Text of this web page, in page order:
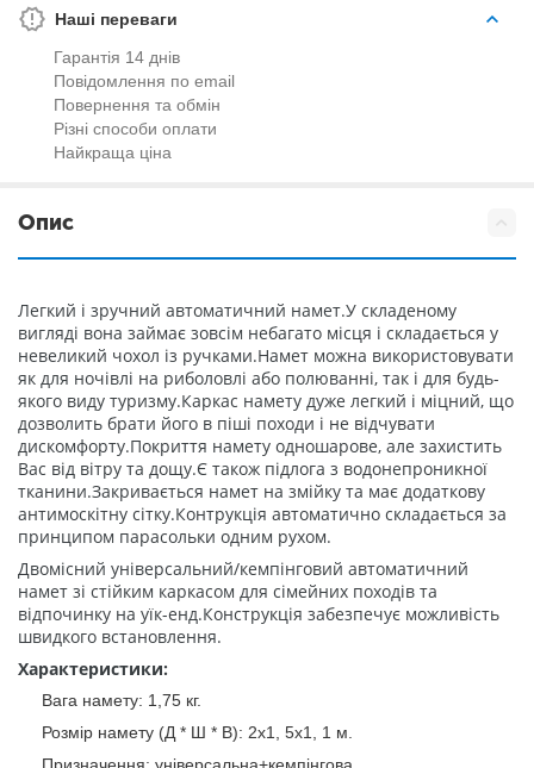
Наші переваги
Гарантія 14 днів
Повідомлення по email
Повернення та обмін
Різні способи оплати
Найкраща ціна
Опис
Легкий і зручний автоматичний намет.У складеному
вигляді вона займає зовсім небагато місця і складається у
невеликий чохол із ручками.Намет можна використовувати
як для ночівлі на риболовлі або полюванні, так і для будь-
якого виду туризму.Каркас намету дуже легкий і міцний, що
дозволить брати його в піші походи і не відчувати
дискомфорту.Покриття намету одношарове, але захистить
Вас від вітру та дощу.Є також підлога з водонепроникної
тканини.Закривається намет на змійку та має додаткову
антимоскітну сітку.Контрукція автоматично складається за
принципом парасольки одним рухом.
Двомісний універсальний/кемпінговий автоматичний
намет зі стійким каркасом для сімейних походів та
відпочинку на уїк-енд.Конструкція забезпечує можливість
швидкого встановлення.
Характеристики:
Вага намету: 1,75 кг.
Розмір намету (Д * Ш * В): 2х1, 5х1, 1 м.